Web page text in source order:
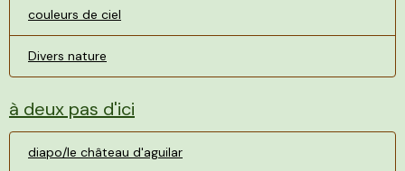
couleurs de ciel
Divers nature
à deux pas d'ici
diapo/le château d'aguilar